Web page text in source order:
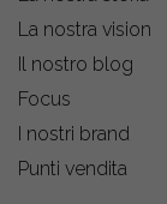
La nostra vision
Il nostro blog
Focus
I nostri brand
Punti vendita